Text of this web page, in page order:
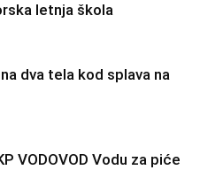
letnja škola
dva tela kod splava na
VODOVOD Vodu za piće